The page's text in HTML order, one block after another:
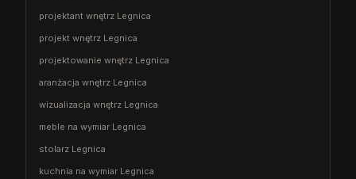
projektant wnętrz Legnica
projekt wnętrz Legnica
projektowanie wnętrz Legnica
aranżacja wnętrz Legnica
wizualizacja wnętrz Legnica
meble na wymiar Legnica
stolarz Legnica
kuchnia na wymiar Legnica